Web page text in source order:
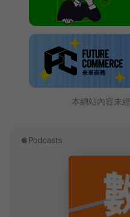
本網站內容未